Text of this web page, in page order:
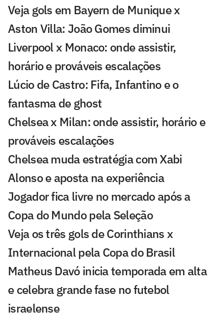
Veja gols em Bayern de Munique x
Aston Villa: João Gomes diminui
Liverpool x Monaco: onde assistir,
horário e prováveis escalações
Lúcio de Castro: Fifa, Infantino e o
fantasma de ghost
Chelsea x Milan: onde assistir, horário e
prováveis escalações
Chelsea muda estratégia com Xabi
Alonso e aposta na experiência
Jogador fica livre no mercado após a
Copa do Mundo pela Seleção
Veja os três gols de Corinthians x
Internacional pela Copa do Brasil
Matheus Davó inicia temporada em alta
e celebra grande fase no futebol
israelense